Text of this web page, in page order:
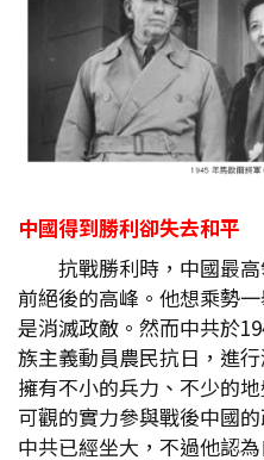
中國得到勝利卻失去和平
抗戰勝利時，中國最
前絕後的高峰。他想乘勢
是消滅政敵。然而中共於
族主義動員農民抗日，進
擁有不小的兵力、不少的
可觀的實力參與戰後中國
中共已經坐大，不過他認